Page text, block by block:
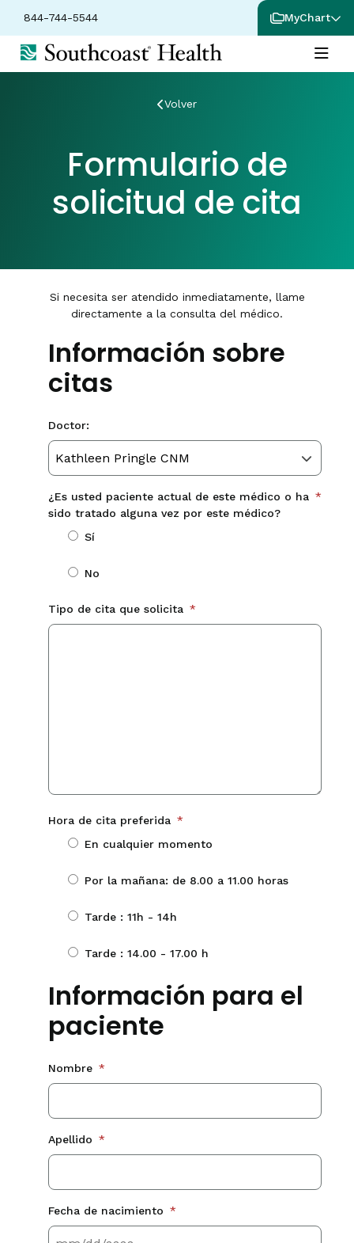
844-744-5544 MyChart
Volver
Formulario de
solicitud de cita
Si necesita ser atendido inmediatamente, llame
directamente a la consulta del médico.
Información sobre
citas
Doctor:
¿Es usted paciente actual de este médico o ha
sido tratado alguna vez por este médico?
*
Sí
No
Tipo de cita que solicita *
Hora de cita preferida *
En cualquier momento
Por la mañana: de 8.00 a 11.00 horas
Tarde : 11h - 14h
Tarde : 14.00 - 17.00 h
Información para el
paciente
Nombre *
Apellido *
Fecha de nacimiento *